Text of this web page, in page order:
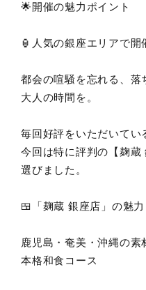
🌟開催の魅力ポイント
🏮人気の銀座エリアで開
都会の喧騒を忘れる、落
大人の時間を。
毎回好評をいただいてい
今回は特に評判の【麹蔵
選びました。
🍱「麹蔵 銀座店」の魅力
鹿児島・奄美・沖縄の素
本格和食コース